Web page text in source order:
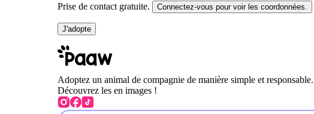
Prise de contact gratuite. Connectez-vous pour voir les coordonnées.
J'adopte
Adoptez un animal de compagnie de manière simple et responsable.
Découvrez les en images !